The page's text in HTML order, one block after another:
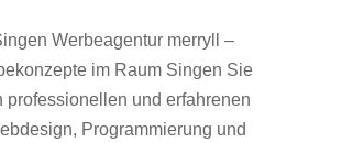
Werbeagentur merryll –
im Raum Singen Sie
professionellen und erfahrenen
Programmierung und